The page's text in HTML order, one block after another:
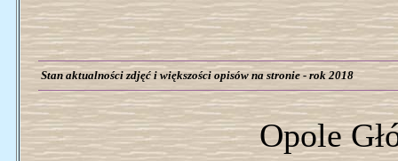
Stan aktualności zdjęć i większości opisów na stronie - rok 2018
Opole